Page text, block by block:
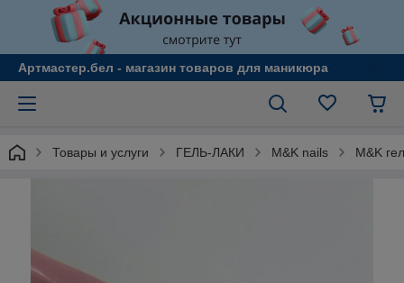
Артмастер.бел - магазин товаров для маникюра
Товары и услуги ГЕЛЬ-ЛАКИ M&K nails M&K